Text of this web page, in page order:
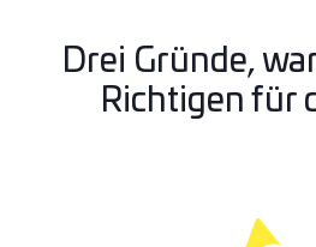
Drei Gründe,
Richtigen für